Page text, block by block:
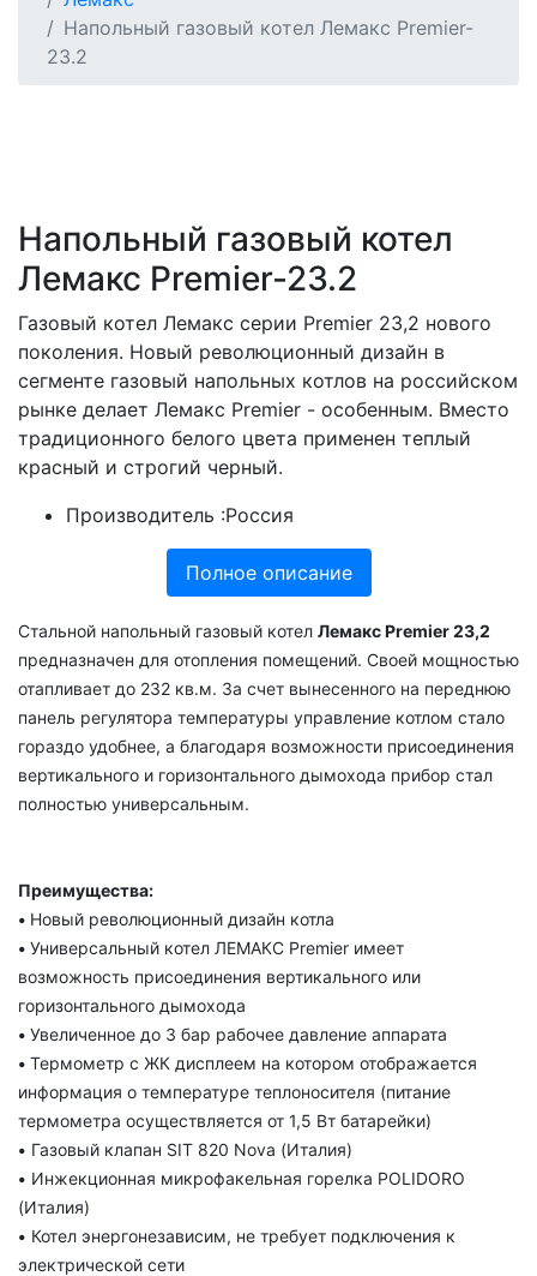
Напольный газовый котел Лемакс Premier-
23.2
Напольный газовый котел
Лемакс Premier-23.2
Газовый котел Лемакс серии Premier 23,2 нового
поколения. Новый революционный дизайн в
сегменте газовый напольных котлов на российском
рынке делает Лемакс Premier - особенным. Вместо
традиционного белого цвета применен теплый
красный и строгий черный.
Производитель :Россия
Полное описание
Стальной напольный газовый котел Лемакс Premier 23,2
предназначен для отопления помещений. Своей мощностью
отапливает до 232 кв.м. За счет вынесенного на переднюю
панель регулятора температуры управление котлом стало
гораздо удобнее, а благодаря возможности присоединения
вертикального и горизонтального дымохода прибор стал
полностью универсальным.
Преимущества:
• Новый революционный дизайн котла
• Универсальный котел ЛЕМАКС Premier имеет
возможность присоединения вертикального или
горизонтального дымохода
• Увеличенное до 3 бар рабочее давление аппарата
• Термометр с ЖК дисплеем на котором отображается
информация о температуре теплоносителя (питание
термометра осуществляется от 1,5 Вт батарейки)
• Газовый клапан SIT 820 Nova (Италия)
• Инжекционная микрофакельная горелка POLIDORO
(Италия)
• Котел энергонезависим, не требует подключения к
электрической сети